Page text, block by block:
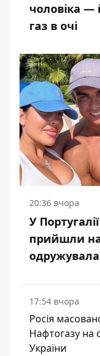
чоловіка —
газ в очі
20:36 вчора
У
прийшли на
17:54 вчора
Росія
Нафтогазу на
України